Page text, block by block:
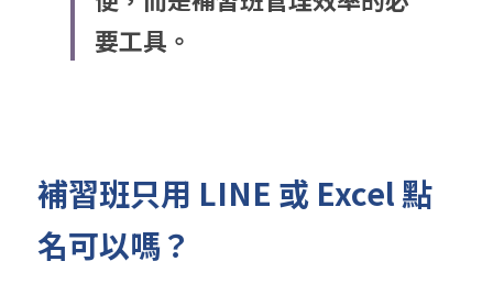
要工具。
補習班只用 LINE 或 Excel 點
名可以嗎？